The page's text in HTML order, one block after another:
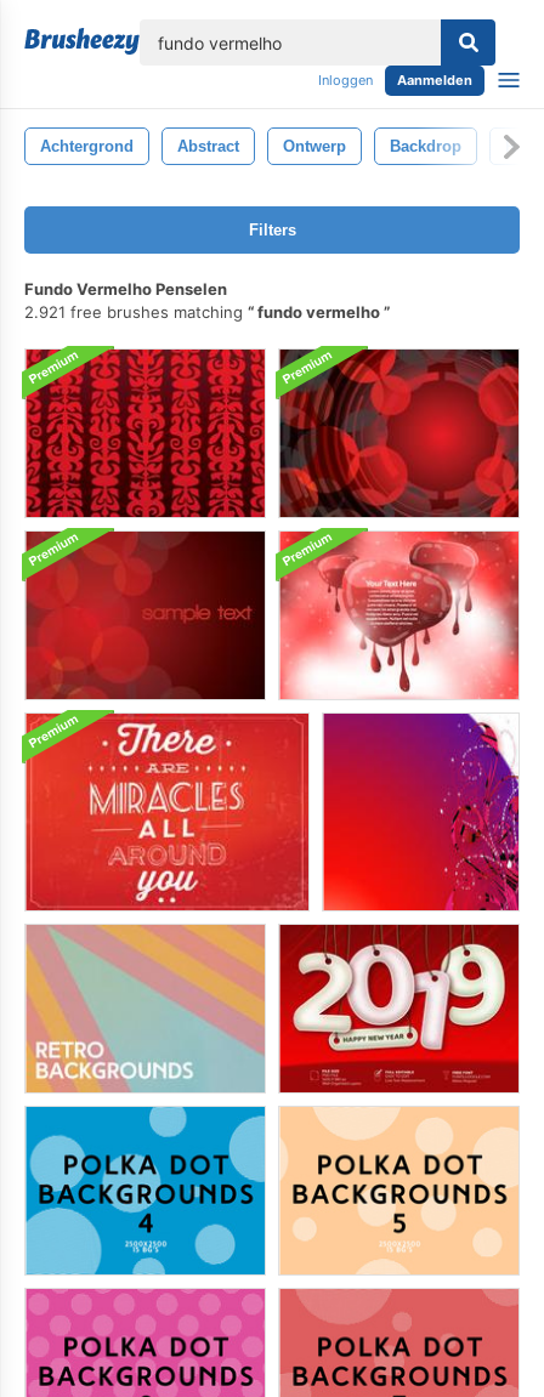
Inloggen Aanmelden
Achtergrond Abstract Ontwerp Backdrop Rood
Filters
Fundo Vermelho Penselen
2.921 free brushes matching
fundo vermelho